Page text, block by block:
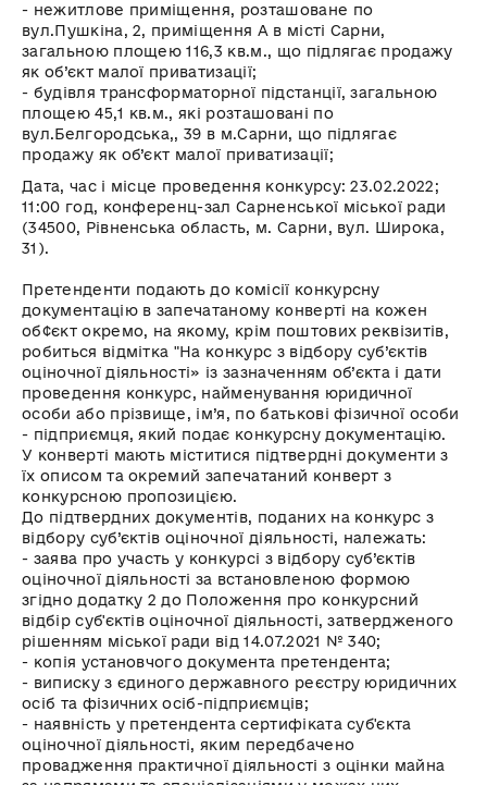
- нежитлове приміщення, розташоване по
вул.Пушкіна, 2, приміщення А в місті Сарни,
загальною площею 116,3 кв.м., що підлягає продажу
як об’єкт малої приватизації;
- будівля трансформаторної підстанції, загальною
площею 45,1 кв.м., які розташовані по
вул.Белгородська,, 39 в м.Сарни, що підлягає
продажу як об’єкт малої приватизації;
Дата, час і місце проведення конкурсу: 23.02.2022;
11:00 год, конференц-зал Сарненської міської ради
(34500, Рівненська область, м. Сарни, вул. Широка,
31).
Претенденти подають до комісії конкурсну
документацію в запечатаному конверті на кожен
об¢єкт окремо, на якому, крім поштових реквізитів,
робиться відмітка "На конкурс з відбору суб’єктів
оціночної діяльності» із зазначенням об’єкта і дати
проведення конкурс, найменування юридичної
особи або прізвище, ім’я, по батькові фізичної особи
- підприємця, який подає конкурсну документацію.
У конверті мають міститися підтвердні документи з
їх описом та окремий запечатаний конверт з
конкурсною пропозицією.
До підтвердних документів, поданих на конкурс з
відбору суб’єктів оціночної діяльності, належать:
- заява про участь у конкурсі з відбору суб’єктів
оціночної діяльності за встановленою формою
згідно додатку 2 до Положення про конкурсний
відбір суб'єктів оціночної діяльності, затвердженого
рішенням міської ради від 14.07.2021 № 340;
- копія установчого документа претендента;
- виписку з єдиного державного реєстру юридичних
осіб та фізичних осіб-підприємців;
- наявність у претендента сертифіката суб'єкта
оціночної діяльності, яким передбачено
провадження практичної діяльності з оцінки майна